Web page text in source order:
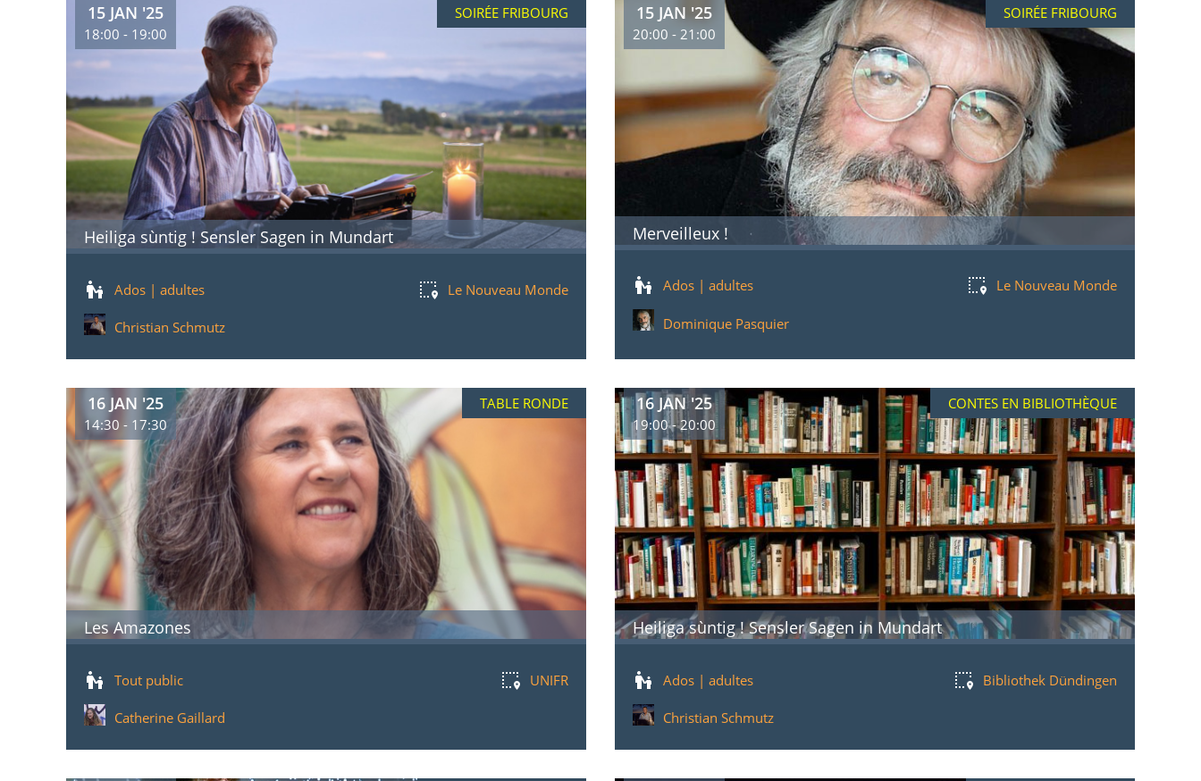
Heiliga sùntig ! Sensler Sagen in Mundart
15 JAN '25
18:00 - 19:00
SOIRÉE FRIBOURG
Ados | adultes Le Nouveau Monde
Christian Schmutz
Merveilleux !
15 JAN '25
20:00 - 21:00
SOIRÉE FRIBOURG
Ados | adultes Le Nouveau Monde
Dominique Pasquier
Les Amazones
16 JAN '25
14:30 - 17:30
TABLE RONDE
Tout public UNIFR
Catherine Gaillard
Heiliga sùntig ! Sensler Sagen in Mundart
16 JAN '25
19:00 - 20:00
CONTES EN BIBLIOTHÈQUE
Ados | adultes Bibliothek Dündingen
Christian Schmutz